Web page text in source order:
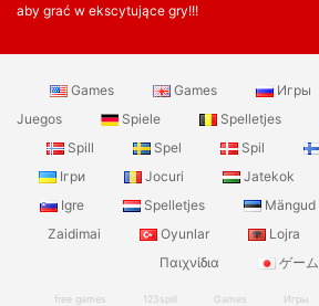
aby grać w ekscytujące gry!!!
Games Games Игры
Juegos
Spiele Spelletjes
Spill
Spel Spil
Ігри
Jocuri Jatekok
Igre
Spelletjes Mängud
Zaidimai
Oyunlar Lojra
Παιχνίδια
ゲーム
free games 123spill Games Игры